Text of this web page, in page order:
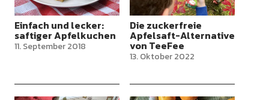
Einfach und lecker:
saftiger Apfelkuchen
11. September 2018
Die zuckerfreie
Apfelsaft-Alternative
von TeeFee
13. Oktober 2022